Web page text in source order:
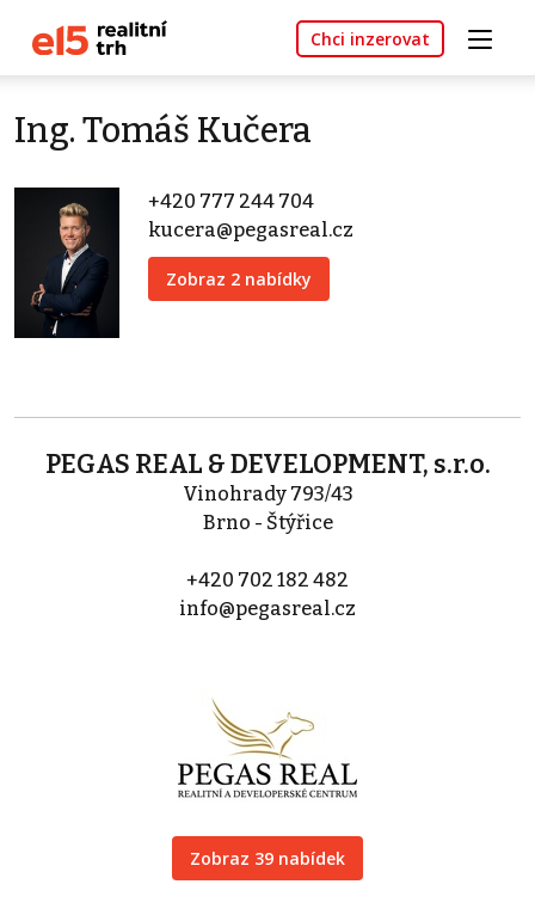
Chci inzerovat
Ing. Tomáš Kučera
+420 777 244 704
kucera@pegasreal.cz
Zobraz 2 nabídky
PEGAS REAL & DEVELOPMENT, s.r.o.
Vinohrady 793/43
Brno - Štýřice
+420 702 182 482
info@pegasreal.cz
Zobraz 39 nabídek